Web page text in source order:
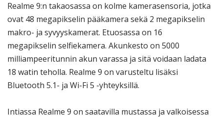
Realme 9:n takaosassa on kolme kamerasensoria, jotka
ovat 48 megapikselin pääkamera sekä 2 megapikselin
makro- ja syvyyskamerat. Etuosassa on 16
megapikselin selfiekamera. Akunkesto on 5000
milliampeeritunnin akun varassa ja sitä voidaan ladata
18 watin teholla. Realme 9 on varusteltu lisäksi
Bluetooth 5.1- ja Wi-Fi 5 -yhteyksillä.
Intiassa Realme 9 on saatavilla mustassa ja valkoisessa